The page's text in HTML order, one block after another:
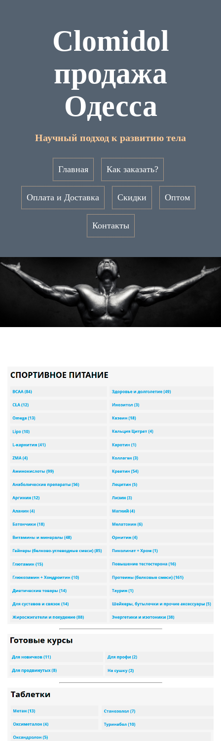
Clomidol
продажа
Одесса
Научный подход к развитию тела
Главная Как заказать?
Оплата и Доставка Скидки Оптом
Контакты